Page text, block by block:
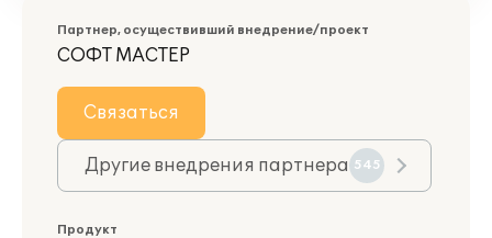
Партнер, осуществивший внедрение/проект
СОФТ МАСТЕР
Связаться
Другие внедрения партнера 545
Продукт